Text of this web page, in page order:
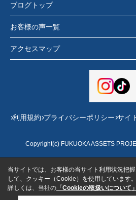
ブログトップ
お客様の声一覧
アクセスマップ
利用規約 プライバシーポリシー サイ
Copyright(c) FUKUOKA ASSETS
当サイトでは、お客様の当サイト利用状況把
して、クッキー（Cookie）を使用しています。
詳しくは、当社の 「Cookieの取扱いについて」